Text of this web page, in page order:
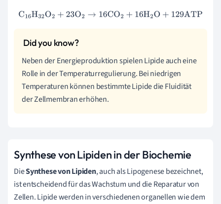
C16 H32O2+23O2 →16CO2 +16H2O+129ATP
Neben der Energieproduktion spielen Lipide auch eine
Rolle in der Temperaturregulierung. Bei niedrigen
Temperaturen können bestimmte Lipide die Fluidität
der Zellmembran erhöhen.
Synthese von Lipiden in der Biochemie
DieSynthese von Lipiden, auch als Lipogenese bezeichnet,
ist entscheidend für das Wachstum und die Reparatur von
Zellen. Lipide werden in verschiedenen organellen wie dem